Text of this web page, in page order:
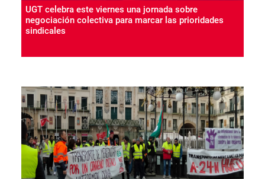
UGT celebra este viernes una jornada sobre
negociación colectiva para marcar las prioridades
sindicales